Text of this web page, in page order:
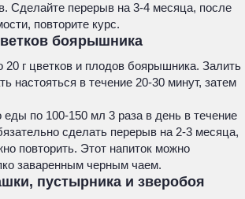
Сделайте перерыв на 3-4 месяца, после
повторите курс.
боярышника
20 г цветков и плодов боярышника. Залить
настояться в течение 20-30 минут, затем
еды по 100-150 мл 3 раза в день в течение
сделать перерыв на 2-3 месяца,
повторить. Этот напиток можно
заваренным черным чаем.
пустырника и зверобоя